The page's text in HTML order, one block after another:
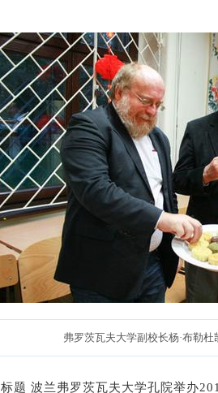
弗罗茨瓦夫大学副校长杨·布勒
波兰弗罗茨瓦夫大学孔院举办